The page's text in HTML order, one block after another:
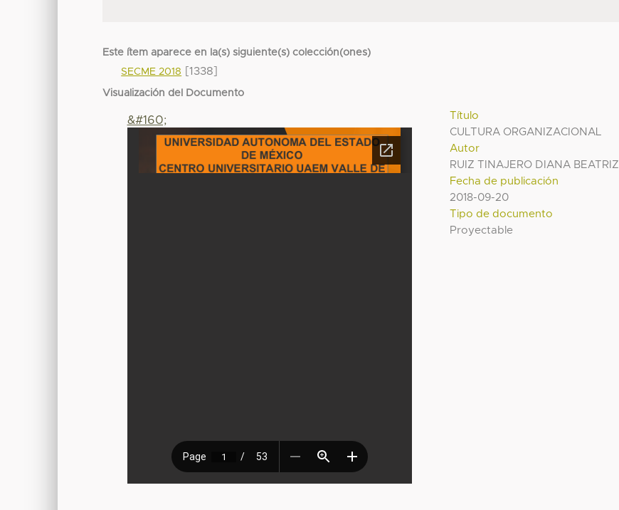
Este ítem aparece en la(s) siguiente(s) colección(ones)
SECME 2018
[1338]
Visualización del Documento
Título
CULTURA ORGANIZACIONAL
Autor
RUIZ TINAJERO DIANA BEATRIZ
Fecha de publicación
2018-09-20
Tipo de documento
Proyectable
&#160;